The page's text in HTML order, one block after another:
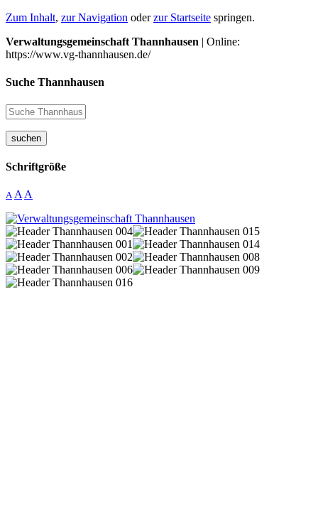
Zum Inhalt, zur Navigation oderzur Startseite springen.
Verwaltungsgemeinschaft Thannhausen | Online:
https://www.vg-thannhausen.de/
Suche Thannhausen
suchen
Schriftgröße
A A A